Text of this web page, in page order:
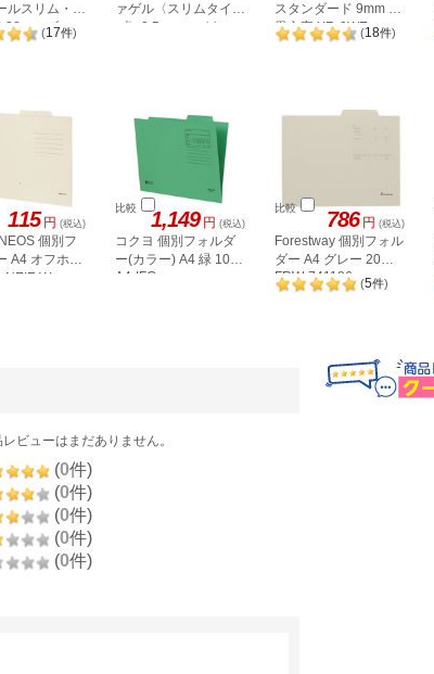
ルスリム・多
ブルー
(17件)
ァゲル〈スリムタイ
プ〉0.5mm ロイヤル
スタンダード 9mm 白
黒文字 XR-9WE
(18件)
115 円 (税込)
個別フ
A4 オフホワ
NEIF-W
比較 1,149 円 (税込)
コクヨ 個別フォルダ
ー(カラー) A4 緑 10枚
A4-IFG
比較 786 円 (税込)
Forestway 個別フォル
ダー A4 グレー 20枚
FRW-741186 (5件)
ビューはまだありません。
(0件)
(0件)
(0件)
(0件)
(0件)